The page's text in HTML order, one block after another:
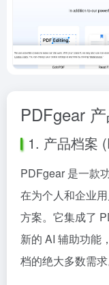
PDFgear
1. 产品档案
PDFgear 是一款
在为个人和企业
方案。它集成了
新的 AI 辅助功能
档的绝大多数需求